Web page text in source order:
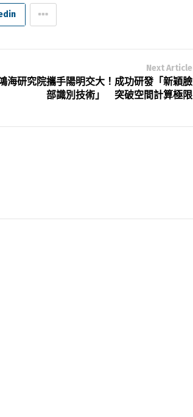
Next Article
海研究院攜手陽明交大！成功研發「新穎臉
部識別技術」 突破空間計算極限